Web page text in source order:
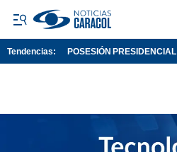
Tendencias: POSESIÓN PRESIDENCIAL